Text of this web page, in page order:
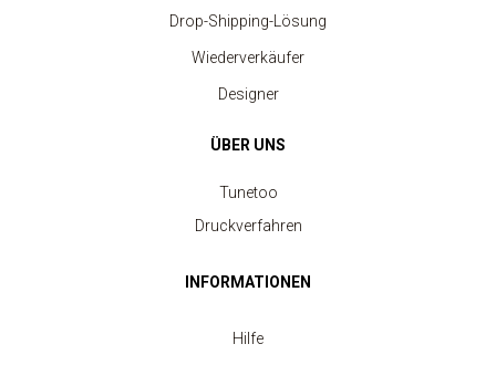
Drop-Shipping-Lösung
Wiederverkäufer
Designer
ÜBER UNS
Tunetoo
Druckverfahren
INFORMATIONEN
Hilfe